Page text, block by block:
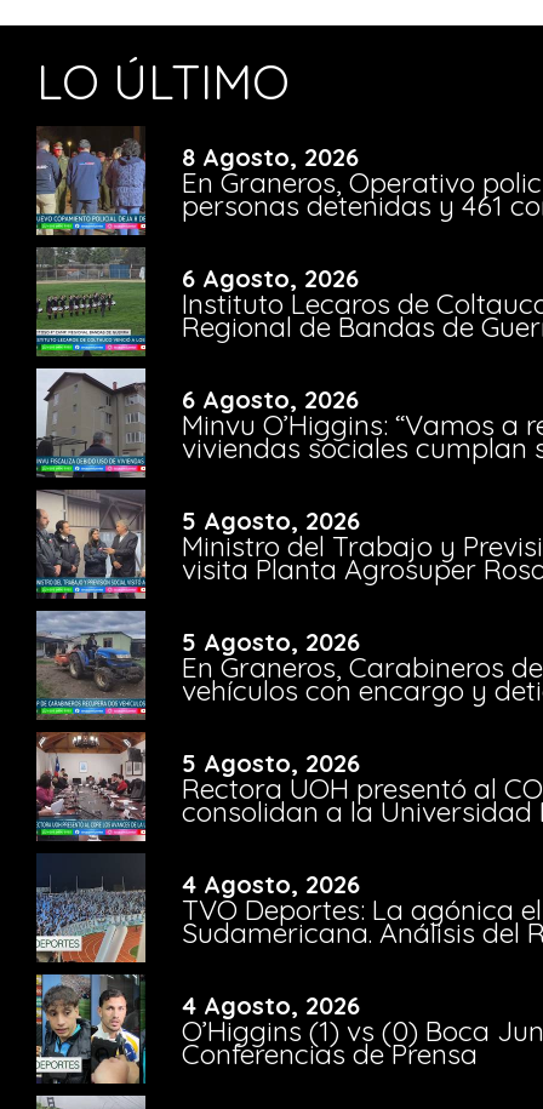
LO ÚLTIMO
8 Agosto, 2026
En Graneros, Operativo
personas detenidas y 461
6 Agosto, 2026
Instituto Lecaros de
Regional de Bandas de
6 Agosto, 2026
Minvu O’Higgins: “Vamos a
viviendas sociales cumplan
5 Agosto, 2026
Ministro del Trabajo y
visita Planta Agrosuper
5 Agosto, 2026
En Graneros, Carabineros
vehículos con encargo y
5 Agosto, 2026
Rectora UOH presentó al
consolidan a la Universidad
4 Agosto, 2026
TVO Deportes: La agónica
Sudamericana. Análisis del
4 Agosto, 2026
O’Higgins (1) vs (0) Boca
Conferencias de Prensa